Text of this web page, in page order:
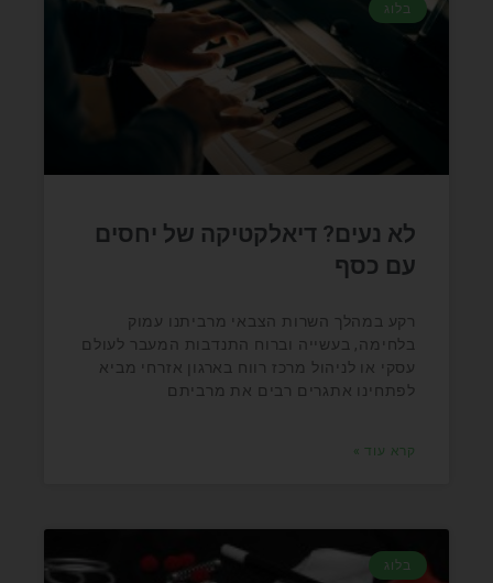
בלוג
לא נעים? דיאלקטיקה של יחסים
עם כסף
רקע במהלך השרות הצבאי מרביתנו עמוק
בלחימה, בעשייה וברוח התנדבות המעבר לעולם
עסקי או לניהול מרכז רווח בארגון אזרחי מביא
לפתחינו אתגרים רבים את מרביתם
קרא עוד »
בלוג